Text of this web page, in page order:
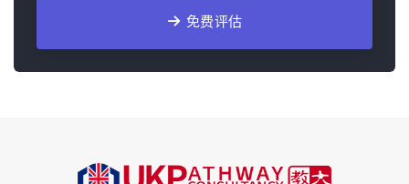
免费评估